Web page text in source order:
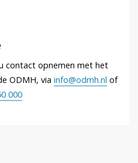
contact opnemen met het
ODMH, via info@odmh.nl of
000